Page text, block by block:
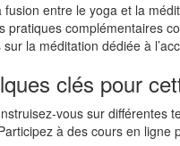
fusion entre le yoga et la
pratiques complémentaires
sur la méditation dédiée à
clés pour
vous sur différentes
à des cours en ligne